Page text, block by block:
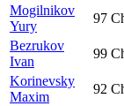
Mogilnikov
Yury
97
Bezrukov
Ivan
99
Korinevsky
Maxim
92